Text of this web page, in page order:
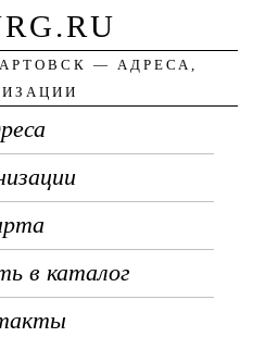
— АДРЕСА,
в каталог